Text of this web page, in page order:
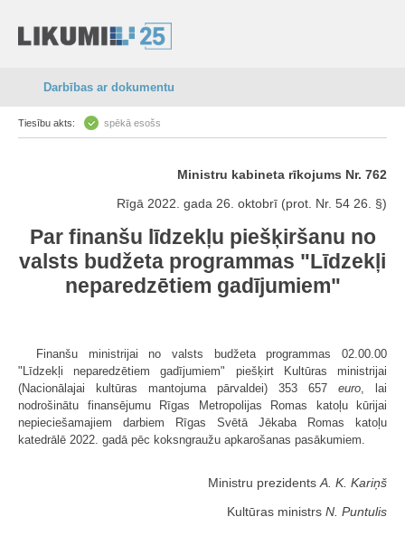
Darbības ar dokumentu
Tiesību akts: spēkā esošs
Ministru kabineta rīkojums Nr. 762
Rīgā 2022. gada 26. oktobrī (prot. Nr. 54 26. §)
Par finanšu līdzekļu piešķiršanu no
valsts budžeta programmas "Līdzekļi
neparedzētiem gadījumiem"
Finanšu ministrijai no valsts budžeta programmas 02.00.00
"Līdzekļi neparedzētiem gadījumiem" piešķirt Kultūras ministrijai
(Nacionālajai kultūras mantojuma pārvaldei) 353 657 euro , lai
nodrošinātu finansējumu Rīgas Metropolijas Romas katoļu kūrijai
nepieciešamajiem darbiem Rīgas Svētā Jēkaba Romas katoļu
katedrālē 2022. gadā pēc koksngraužu apkarošanas pasākumiem.
Ministru prezidents A. K. Kariņš
Kultūras ministrs N. Puntulis